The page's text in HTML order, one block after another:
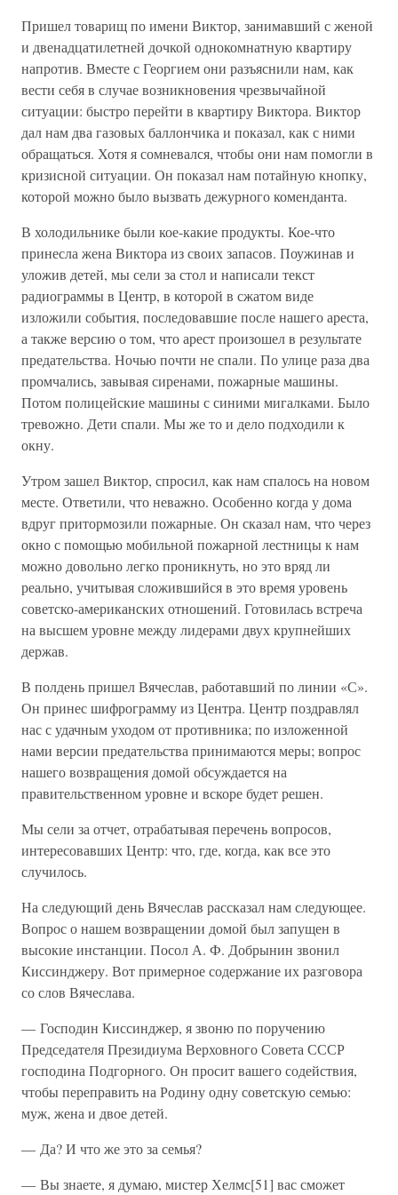
Пришел товарищ по имени Виктор, занимавший с женой
и двенадцатилетней дочкой однокомнатную квартиру
напротив. Вместе с Георгием они разъяснили нам, как
вести себя в случае возникновения чрезвычайной
ситуации: быстро перейти в квартиру Виктора. Виктор
дал нам два газовых баллончика и показал, как с ними
обращаться. Хотя я сомневался, чтобы они нам помогли в
кризисной ситуации. Он показал нам потайную кнопку,
которой можно было вызвать дежурного коменданта.
В холодильнике были кое-какие продукты. Кое-что
принесла жена Виктора из своих запасов. Поужинав и
уложив детей, мы сели за стол и написали текст
радиограммы в Центр, в которой в сжатом виде
изложили события, последовавшие после нашего ареста,
а также версию о том, что арест произошел в результате
предательства. Ночью почти не спали. По улице раза два
промчались, завывая сиренами, пожарные машины.
Потом полицейские машины с синими мигалками. Было
тревожно. Дети спали. Мы же то и дело подходили к
окну.
Утром зашел Виктор, спросил, как нам спалось на новом
месте. Ответили, что неважно. Особенно когда у дома
вдруг притормозили пожарные. Он сказал нам, что через
окно с помощью мобильной пожарной лестницы к нам
можно довольно легко проникнуть, но это вряд ли
реально, учитывая сложившийся в это время уровень
советско-американских отношений. Готовилась встреча
на высшем уровне между лидерами двух крупнейших
держав.
В полдень пришел Вячеслав, работавший по линии «С».
Он принес шифрограмму из Центра. Центр поздравлял
нас с удачным уходом от противника; по изложенной
нами версии предательства принимаются меры; вопрос
нашего возвращения домой обсуждается на
правительственном уровне и вскоре будет решен.
Мы сели за отчет, отрабатывая перечень вопросов,
интересовавших Центр: что, где, когда, как все это
случилось.
На следующий день Вячеслав рассказал нам следующее.
Вопрос о нашем возвращении домой был запущен в
высокие инстанции. Посол А. Ф. Добрынин звонил
Киссинджеру. Вот примерное содержание их разговора
со слов Вячеслава.
— Господин Киссинджер, я звоню по поручению
Председателя Президиума Верховного Совета СССР
господина Подгорного. Он просит вашего содействия,
чтобы переправить на Родину одну советскую семью:
муж, жена и двое детей.
— Да? И что же это за семья?
— Вы знаете, я думаю, мистер Хелмс[51] вас сможет